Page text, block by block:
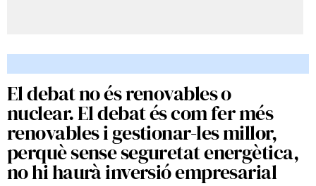
El debat no és renovables o
nuclear. El debat és com fer més
renovables i gestionar-les millor,
perquè sense seguretat energètica,
no hi haurà inversió empresarial